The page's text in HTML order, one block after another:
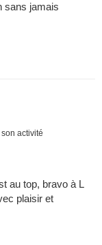
sans jamais
activité
au top, bravo à L
plaisir et